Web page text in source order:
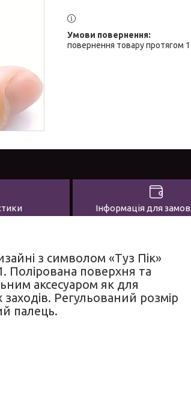
повернення товару протягом
Інформація для
з символом «Туз Пік»
Полірована поверхня та
аксесуаром як для
Регульований розмір
палець.